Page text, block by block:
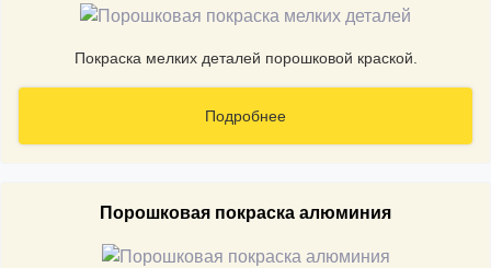
Покраска мелких деталей порошковой краской.
Подробнее
Порошковая покраска алюминия